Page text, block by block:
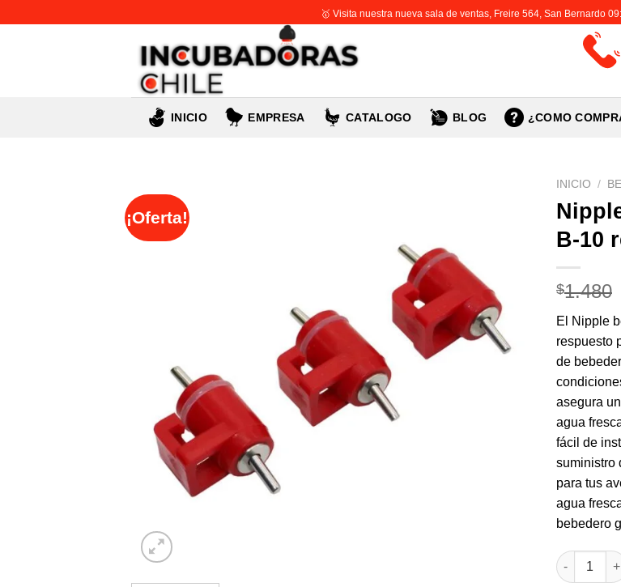
🥇 Visita nuestra nueva sala de ventas, Freire 564, San Bernardo
INICIO EMPRESA CATALOGO BLOG ¿COMO
¡Oferta!
INICIO /
B-10
$1.480
El Nipple
respuesto
de
asegura
agua
fácil de
suministro
para tus
agua
bebedero
Nipple